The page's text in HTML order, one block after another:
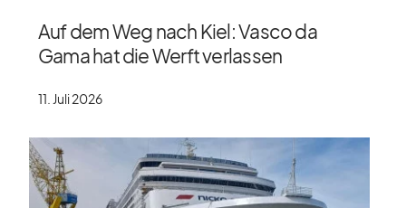
Auf dem Weg nach Kiel: Vasco da
Gama hat die Werft verlassen
11. Juli 2026